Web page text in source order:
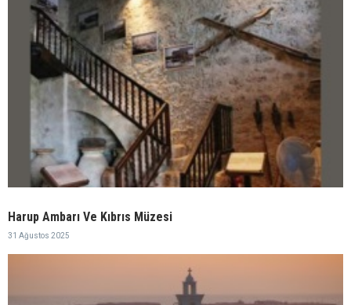
Harup Ambarı Ve Kıbrıs Müzesi
31 Ağustos 2025